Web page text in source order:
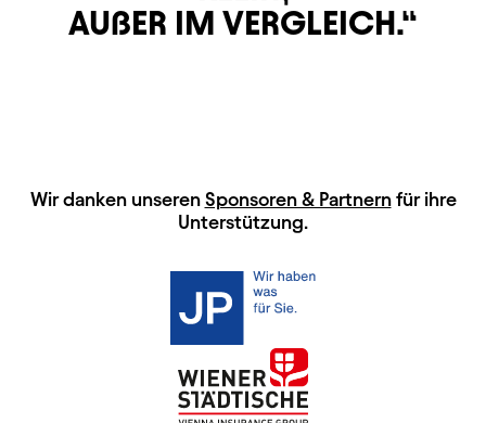
AUßER IM VERGLEICH.
HAUPTSPONSOREN
Wir danken unseren Sponsoren & Partnernfür ihre
Unterstützung.